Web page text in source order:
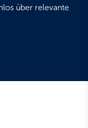
über relevante